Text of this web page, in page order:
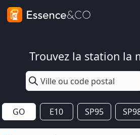
Trouvez la station la
GO E10 SP95